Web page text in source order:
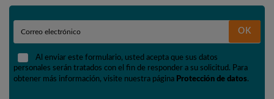
OK
Al enviar este formulario, usted acepta que sus datos
personales serán tratados con el fin de responder a su solicitud. Para
obtener más información, visite nuestra página Protección de datos.